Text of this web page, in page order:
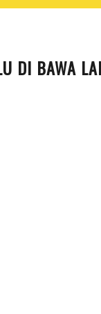
DI BAWA